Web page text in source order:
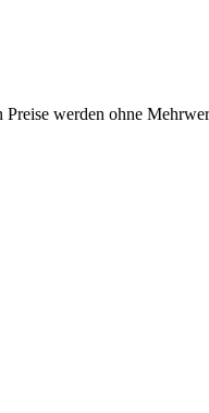
werden ohne